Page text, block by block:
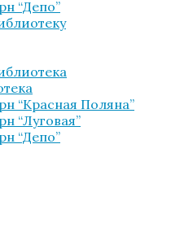
“Депо”
“Красная Поляна”
“Луговая”
“Депо”